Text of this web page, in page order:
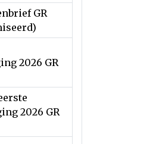
GR
2026 GR
2026 GR